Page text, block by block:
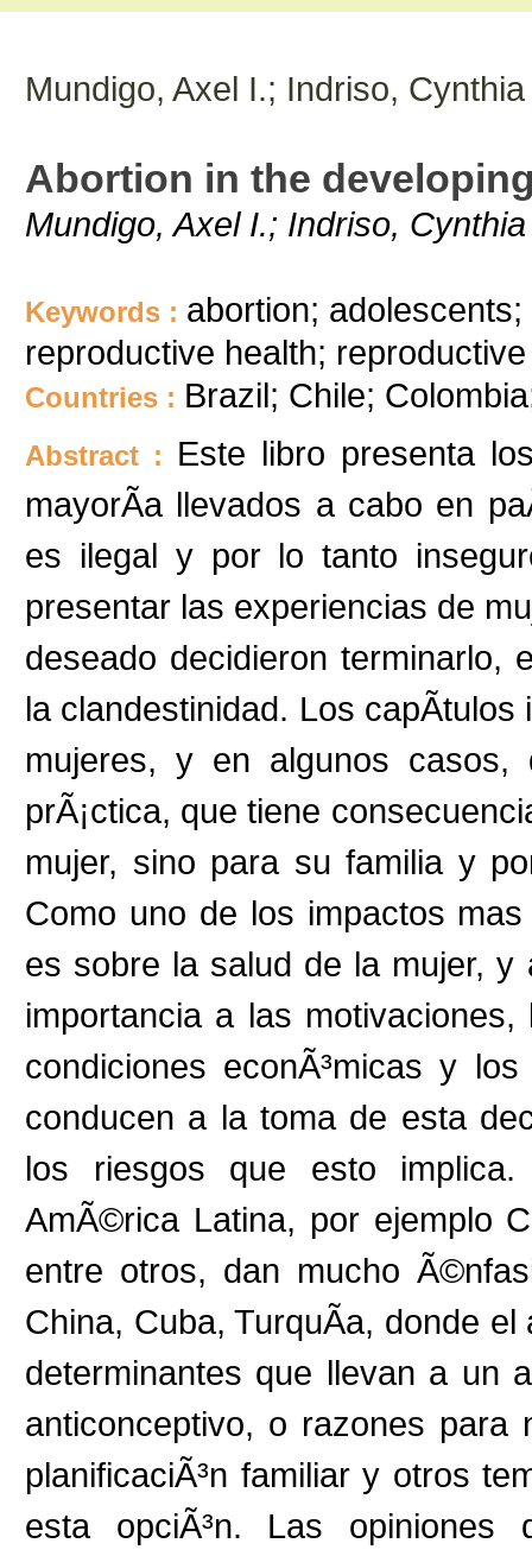
Mundigo, Axel I.; Indriso, Cynthia
Abortion in the
Mundigo, Axel I.; Indriso,
Keywords : abortion;
reproductive health;
Countries : Brazil; Chile;
Abstract : Este libro presenta
mayorÃ­a llevados a cabo en
es ilegal y por lo tanto
presentar las experiencias de
deseado decidieron terminarlo,
la clandestinidad. Los
mujeres, y en algunos
prÃ¡ctica, que tiene
mujer, sino para su familia y
Como uno de los impactos
es sobre la salud de la mujer,
importancia a las
condiciones econÃ³micas y
conducen a la toma de esta
los riesgos que esto
AmÃ©rica Latina, por ejemplo
entre otros, dan mucho
China, Cuba, TurquÃ­a, donde
determinantes que llevan a un
anticonceptivo, o razones
planificaciÃ³n familiar y otros
esta opciÃ³n. Las